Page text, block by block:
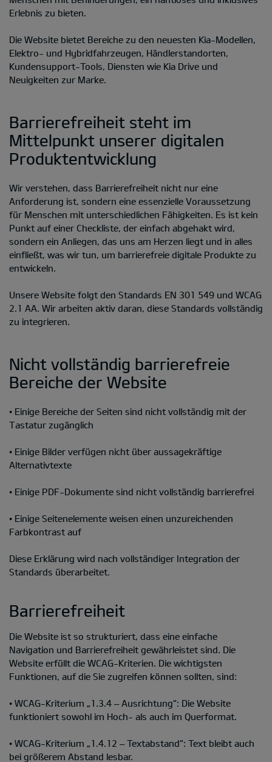
Erlebnis zu bieten.
Die Website bietet Bereiche zu den neuesten Kia-Modellen,
Elektro- und Hybridfahrzeugen, Händlerstandorten,
Kundensupport-Tools, Diensten wie Kia Drive und
Neuigkeiten zur Marke.
Barrierefreiheit steht im
Mittelpunkt unserer digitalen
Produktentwicklung
Wir verstehen, dass Barrierefreiheit nicht nur eine
Anforderung ist, sondern eine essenzielle Voraussetzung
für Menschen mit unterschiedlichen Fähigkeiten. Es ist kein
Punkt auf einer Checkliste, der einfach abgehakt wird,
sondern ein Anliegen, das uns am Herzen liegt und in alles
einfließt, was wir tun, um barrierefreie digitale Produkte zu
entwickeln.
Unsere Website folgt den Standards EN 301 549 und WCAG
2.1 AA. Wir arbeiten aktiv daran, diese Standards vollständig
zu integrieren.
Nicht vollständig barrierefreie
Bereiche der Website
• Einige Bereiche der Seiten sind nicht vollständig mit der
Tastatur zugänglich
• Einige Bilder verfügen nicht über aussagekräftige
Alternativtexte
• Einige PDF-Dokumente sind nicht vollständig barrierefrei
• Einige Seitenelemente weisen einen unzureichenden
Farbkontrast auf
Diese Erklärung wird nach vollständiger Integration der
Standards überarbeitet.
Barrierefreiheit
Die Website ist so strukturiert, dass eine einfache
Navigation und Barrierefreiheit gewährleistet sind. Die
Website erfüllt die WCAG-Kriterien. Die wichtigsten
Funktionen, auf die Sie zugreifen können sollten, sind:
• WCAG-Kriterium „1.3.4 – Ausrichtung“: Die Website
funktioniert sowohl im Hoch- als auch im Querformat.
• WCAG-Kriterium „1.4.12 – Textabstand“: Text bleibt auch
bei größerem Abstand lesbar.